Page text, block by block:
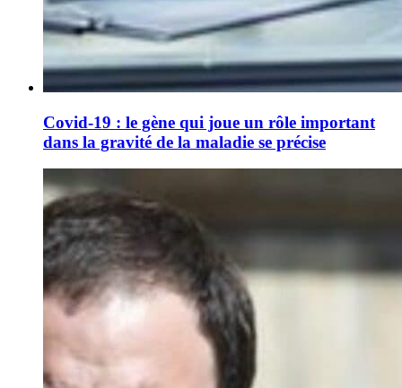
Covid-19 : le gène qui joue un rôle important
dans la gravité de la maladie se précise